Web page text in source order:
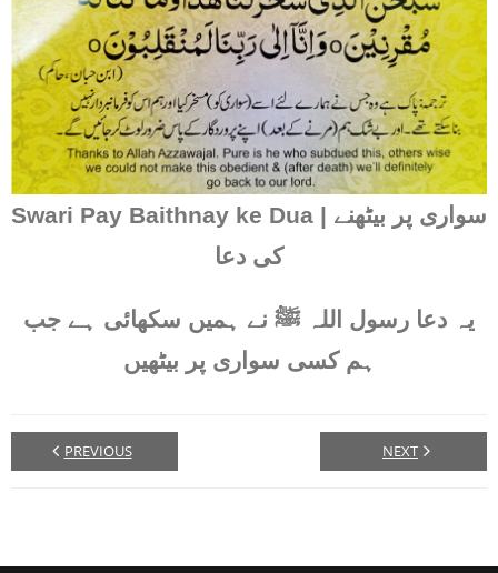
Swari Pay Baithnay ke Dua | سواری پر بیٹھنے
کی دعا
یہ دعا رسول اللہ ﷺ نے ہمیں سکھائی ہے جب
ہم کسی سواری پر بیٹھیں
PREVIOUS NEXT